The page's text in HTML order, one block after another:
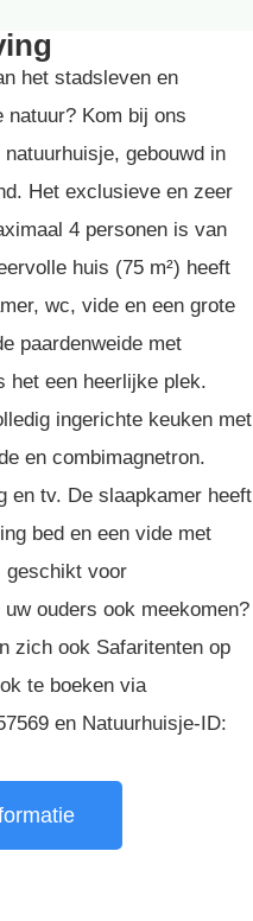
het stadsleven en
natuur? Kom bij ons
gebouwd in
Het exclusieve en zeer
4 personen is van
huis (75 m²) heeft
wc, vide en een grote
paardenweide met
het een heerlijke plek.
ingerichte keuken met
en combimagnetron.
en tv. De slaapkamer heeft
bed en een vide met
geschikt voor
ouders ook meekomen?
zich ook Safaritenten op
te boeken via
en Natuurhuisje-ID: